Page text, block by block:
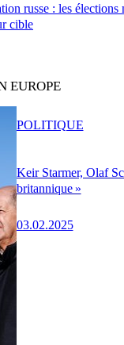
russe : les élections
cible
EUROPE
Keir Starmer, Olaf
britannique »
03.02.2025
POLITIQUE